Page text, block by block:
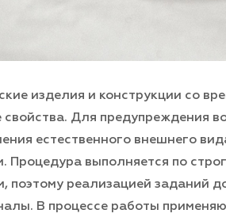
изделия и конструкции со
свойства. Для предупреждения
естественного внешнего
Процедура выполняется по
поэтому реализацией заданий
В процессе работы